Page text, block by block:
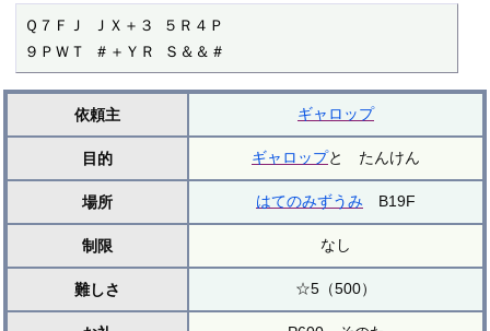
Ｑ７ＦＪ ＪＸ＋３ ５Ｒ４Ｐ
９ＰＷＴ ＃＋ＹＲ Ｓ＆＆＃
依頼主 ギャロップ
目的 ギャロップと たんけん
場所 はてのみずうみ B19F
制限 なし
難しさ ☆5（500）